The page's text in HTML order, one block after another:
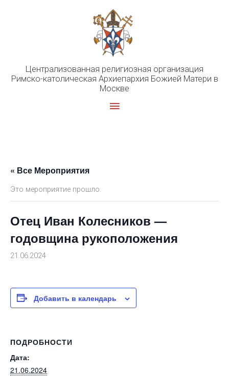
Централизованная религиозная организация
Римско-католическая Архиепархия Божией Матери в
Москве
Главное
« Все Мероприятия
Это мероприятие прошло.
Отец Иван Колесников —
годовщина рукоположения
21.06.2024
Добавить в календарь
ПОДРОБНОСТИ
Дата:
21.06.2024